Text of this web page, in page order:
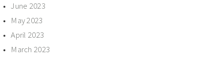
June 2023
May 2023
April 2023
March 2023